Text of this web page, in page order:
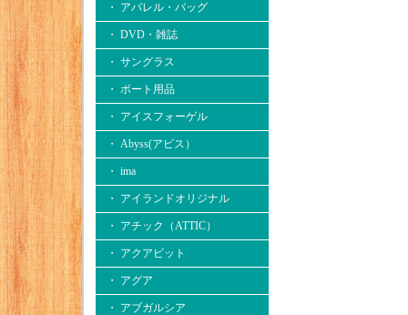
・ アパレル・バッグ
・ DVD・雑誌
・ サングラス
・ ボート用品
・ アイスフォーゲル
・ Abyss(アビス）
・ ima
・ アイランドオリジナル
・ アチック（ATTIC）
・ アクアビット
・ アグア
・ アブガルシア